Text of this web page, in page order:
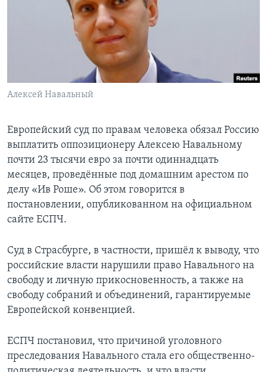
Learning English
Алексей Навальный
Европейский суд по правам человека обязал Россию
выплатить оппозиционеру Алексею Навальному
почти 23 тысячи евро за почти одиннадцать
месяцев, проведённые под домашним арестом по
делу «Ив Роше». Об этом говорится в
постановлении, опубликованном на официальном
сайте ЕСПЧ.
Суд в Страсбурге, в частности, пришёл к выводу, что
российские власти нарушили право Навального на
свободу и личную прикосновенность, а также на
свободу собраний и объединений, гарантируемые
Европейской конвенцией.
ЕСПЧ постановил, что причиной уголовного
преследования Навального стала его общественно-